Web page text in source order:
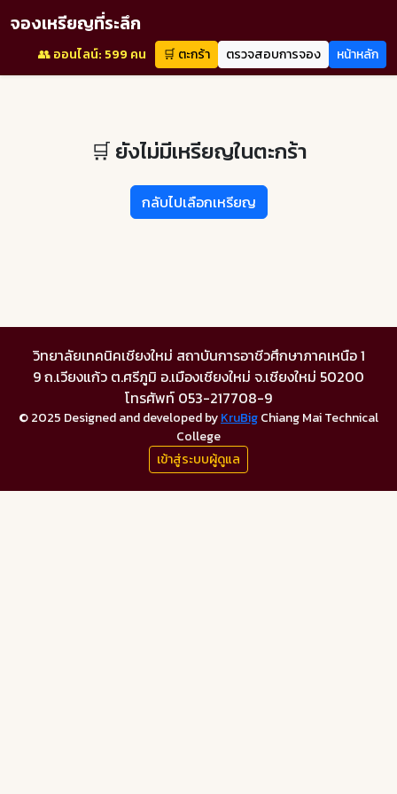
จองเหรียญที่ระลึก
👥 ออนไลน์: 599 คน 🛒 ตะกร้า ตรวจสอบการจอง หน้าหลัก
🛒 ยังไม่มีเหรียญในตะกร้า
กลับไปเลือกเหรียญ
วิทยาลัยเทคนิคเชียงใหม่ สถาบันการอาชีวศึกษาภาคเหนือ 1
9 ถ.เวียงแก้ว ต.ศรีภูมิ อ.เมืองเชียงใหม่ จ.เชียงใหม่ 50200
โทรศัพท์ 053-217708-9
© 2025 Designed and developed byKruBigChiang Mai Technical
College
เข้าสู่ระบบผู้ดูแล